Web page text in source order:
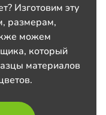
Изготовим эту
размерам,
можем
который
материалов